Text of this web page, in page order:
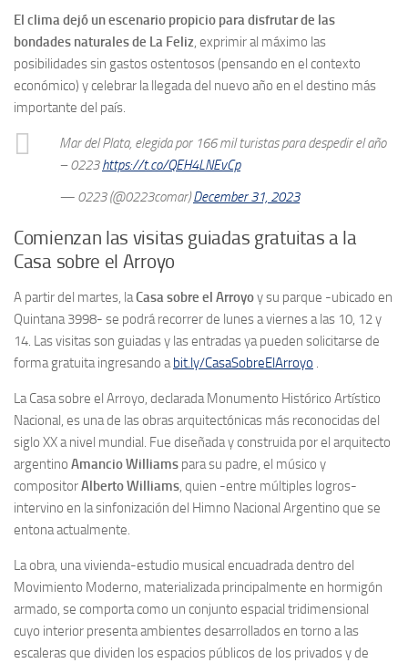
El clima dejó un escenario propicio para disfrutar de las
bondades naturales de La Feliz, exprimir al máximo las
posibilidades sin gastos ostentosos (pensando en el contexto
económico) y celebrar la llegada del nuevo año en el destino más
importante del país.
Mar del Plata, elegida por 166 mil turistas para despedir el año
– 0223https://t.co/QEH4LNEvCp
— 0223 (@0223comar)December 31, 2023
Comienzan las visitas guiadas gratuitas a la
Casa sobre el Arroyo
A partir del martes, laCasa sobre el Arroyoy su parque -ubicado en
Quintana 3998- se podrá recorrer de lunes a viernes a las 10, 12 y
14. Las visitas son guiadas y las entradas ya pueden solicitarse de
forma gratuita ingresando abit.ly/CasaSobreElArroyo .
La Casa sobre el Arroyo, declarada Monumento Histórico Artístico
Nacional, es una de las obras arquitectónicas más reconocidas del
siglo XX a nivel mundial. Fue diseñada y construida por el arquitecto
argentino Amancio Williams para su padre, el músico y
compositorAlberto Williams, quien -entre múltiples logros-
intervino en la sinfonización del Himno Nacional Argentino que se
entona actualmente.
La obra, una vivienda-estudio musical encuadrada dentro del
Movimiento Moderno, materializada principalmente en hormigón
armado, se comporta como un conjunto espacial tridimensional
cuyo interior presenta ambientes desarrollados en torno a las
escaleras que dividen los espacios públicos de los privados y de